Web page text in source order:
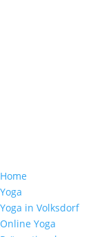
Home
Yoga
Yoga in Volksdorf
Online Yoga